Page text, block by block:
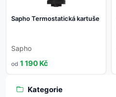
Sapho Termostatická kartuše
Sapho
od 1 190 Kč
Kategorie